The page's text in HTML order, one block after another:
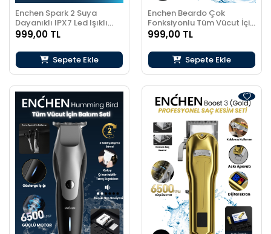
Enchen Spark 2 Suya
Dayanıklı IPX7 Led Işıklı
Çok Fonksiyonlu Dijital
Göstergeli Şarjlı Saç ve
Tıraş Makinesi
999,00 TL
Sepete Ekle
Enchen Beardo Çok
Fonksiyonlu Tüm Vücut İçin
Uygun Şarjlı Saç ve Tıraş
Makinesi
999,00 TL
Sepete Ekle